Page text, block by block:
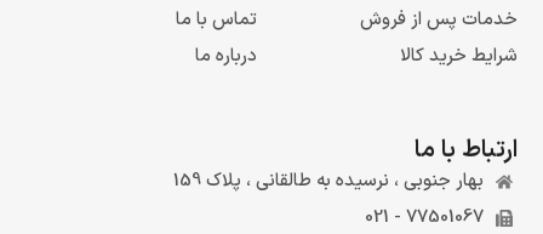
خدمات پس از فروش
شرایط خرید کالا
تماس با ما
درباره ما
ارتباط با ما
بهار جنوبی ، نرسیده به طالقانی ، پلاک 159
77501067 - 021